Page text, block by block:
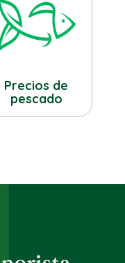
Precios de
pescado